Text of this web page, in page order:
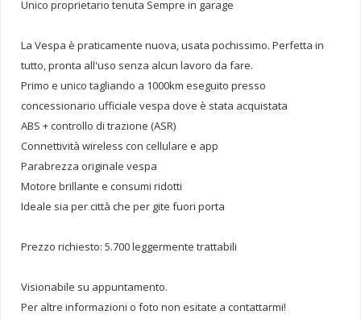
Unico proprietario tenuta Sempre in garage
La Vespa è praticamente nuova, usata pochissimo. Perfetta in
tutto, pronta all'uso senza alcun lavoro da fare.
Primo e unico tagliando a 1000km eseguito presso
concessionario ufficiale vespa dove è stata acquistata
ABS + controllo di trazione (ASR)
Connettività wireless con cellulare e app
Parabrezza originale vespa
Motore brillante e consumi ridotti
Ideale sia per città che per gite fuori porta
Prezzo richiesto: 5.700 leggermente trattabili
Visionabile su appuntamento.
Per altre informazioni o foto non esitate a contattarmi!